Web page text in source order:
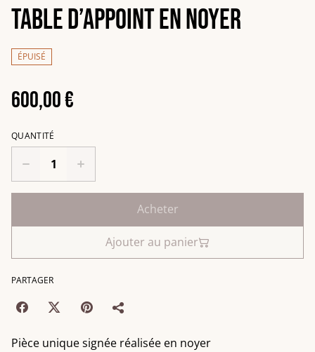
Table d’appoint en noyer
ÉPUISÉ
600,00 €
QUANTITÉ
Acheter
Ajouter au panier
PARTAGER
Pièce unique signée réalisée en noyer